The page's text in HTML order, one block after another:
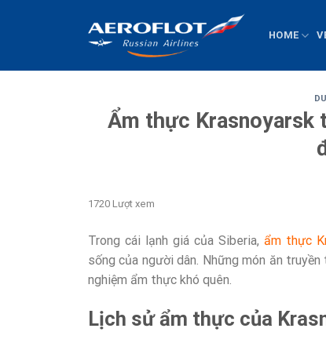
dung
HOME
Ẩm thực Krasnoyarsk
1720 Lượt xem
Trong cái lạnh giá của Siberia, ẩm thực
sống của người dân. Những món ăn
nghiệm ẩm thực khó quên.
Lịch sử ẩm thực của